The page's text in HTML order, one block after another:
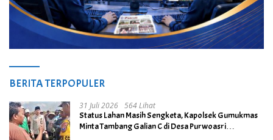
BERITA TERPOPULER
31 Juli 2026 564 Lihat
Status Lahan Masih Sengketa, Kapolsek Gumukmas
Minta Tambang Galian C di Desa Purwoasri